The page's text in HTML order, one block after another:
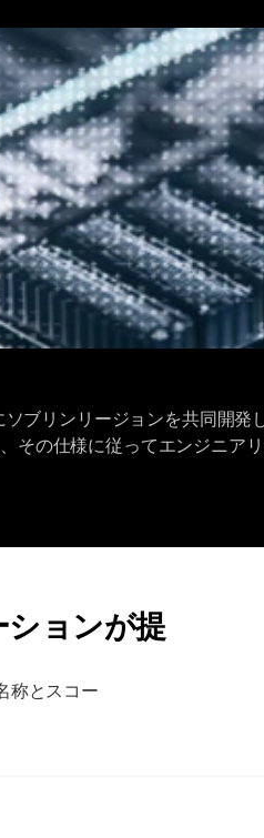
ブリンリージョンを共同開
の仕様に従ってエンジニアリ
ョンが提
称とスコー